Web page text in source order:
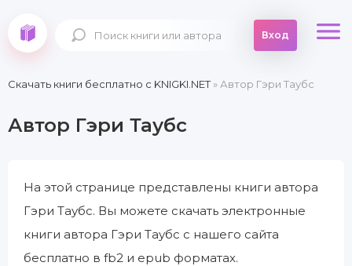
Вход
Скачать книги бесплатно c KNIGKI.NET» Автор Гэри Таубс
Автор Гэри Таубс
На этой странице представлены книги автора
Гэри Таубс. Вы можете скачать электронные
книги автора Гэри Таубс с нашего сайта
бесплатно в fb2 и epub форматах.